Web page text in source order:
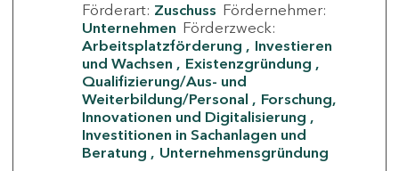
Förderart: Zuschuss Fördernehmer:
Unternehmen Förderzweck:
Arbeitsplatzförderung
Investieren
und Wachsen
Existenzgründung
Qualifizierung/Aus- und
Weiterbildung/Personal
Forschung,
Innovationen und Digitalisierung
Investitionen in Sachanlagen und
Beratung
Unternehmensgründung